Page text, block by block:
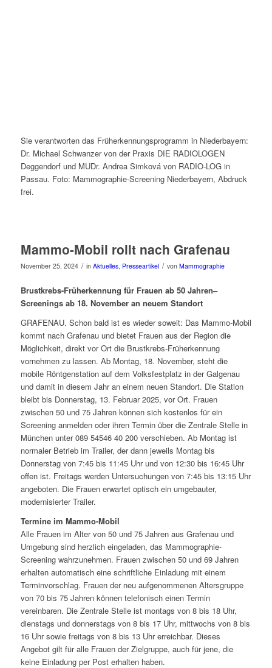
Sie verantworten das Früherkennungsprogramm in Niederbayern:
Dr. Michael Schwanzer von der Praxis DIE RADIOLOGEN
Deggendorf und MUDr. Andrea Simková von RADIO-LOG in
Passau. Foto: Mammographie-Screening Niederbayern, Abdruck
frei.
Mammo-Mobil rollt nach Grafenau
November 25, 2024 / in Aktuelles, Presseartikel / von Mammographie
Brustkrebs-Früherkennung für Frauen ab 50 Jahren–
Screenings ab 18. November an neuem Standort
GRAFENAU. Schon bald ist es wieder soweit: Das Mammo-Mobil
kommt nach Grafenau und bietet Frauen aus der Region die
Möglichkeit, direkt vor Ort die Brustkrebs-Früherkennung
vornehmen zu lassen. Ab Montag, 18. November, steht die
mobile Röntgenstation auf dem Volksfestplatz in der Galgenau
und damit in diesem Jahr an einem neuen Standort. Die Station
bleibt bis Donnerstag, 13. Februar 2025, vor Ort. Frauen
zwischen 50 und 75 Jahren können sich kostenlos für ein
Screening anmelden oder ihren Termin über die Zentrale Stelle in
München unter 089 54546 40 200 verschieben. Ab Montag ist
normaler Betrieb im Trailer, der dann jeweils Montag bis
Donnerstag von 7:45 bis 11:45 Uhr und von 12:30 bis 16:45 Uhr
offen ist. Freitags werden Untersuchungen von 7:45 bis 13:15 Uhr
angeboten. Die Frauen erwartet optisch ein umgebauter,
modernisierter Trailer.
Termine im Mammo-Mobil
Alle Frauen im Alter von 50 und 75 Jahren aus Grafenau und
Umgebung sind herzlich eingeladen, das Mammographie-
Screening wahrzunehmen. Frauen zwischen 50 und 69 Jahren
erhalten automatisch eine schriftliche Einladung mit einem
Terminvorschlag. Frauen der neu aufgenommenen Altersgruppe
von 70 bis 75 Jahren können telefonisch einen Termin
vereinbaren. Die Zentrale Stelle ist montags von 8 bis 18 Uhr,
dienstags und donnerstags von 8 bis 17 Uhr, mittwochs von 8 bis
16 Uhr sowie freitags von 8 bis 13 Uhr erreichbar. Dieses
Angebot gilt für alle Frauen der Zielgruppe, auch für jene, die
keine Einladung per Post erhalten haben.